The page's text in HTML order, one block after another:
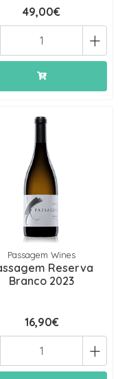
49,00€
+
Passagem Wines
Reserva
Branco 2023
16,90€
+